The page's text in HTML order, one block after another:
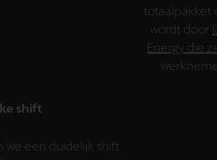
totaalpakket
wordt door
Energy die
shift
we een duidelijk shift